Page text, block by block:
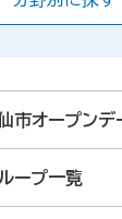
市オープンデ
ープ一覧